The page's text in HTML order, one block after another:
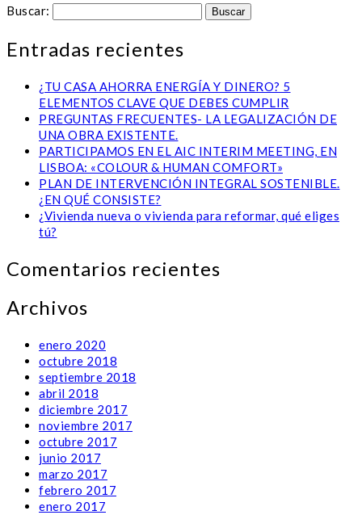
Buscar:
Entradas recientes
¿TU CASA AHORRA ENERGÍA Y DINERO? 5
ELEMENTOS CLAVE QUE DEBES CUMPLIR
PREGUNTAS FRECUENTES- LA LEGALIZACIÓN DE
UNA OBRA EXISTENTE.
PARTICIPAMOS EN EL AIC INTERIM MEETING, EN
LISBOA: «COLOUR & HUMAN COMFORT»
PLAN DE INTERVENCIÓN INTEGRAL SOSTENIBLE.
¿EN QUÉ CONSISTE?
¿Vivienda nueva o vivienda para reformar, qué eliges
tú?
Comentarios recientes
Archivos
enero 2020
octubre 2018
septiembre 2018
abril 2018
diciembre 2017
noviembre 2017
octubre 2017
junio 2017
marzo 2017
febrero 2017
enero 2017